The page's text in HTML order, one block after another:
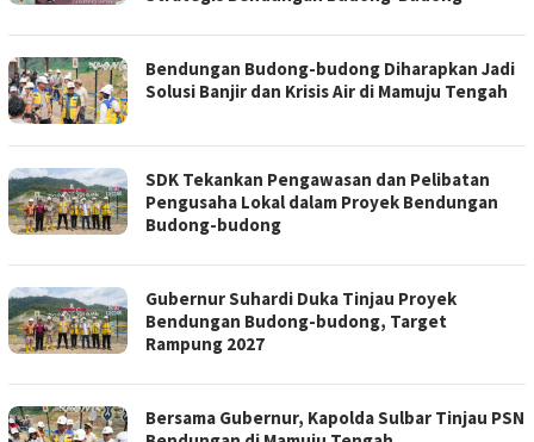
Bendungan Budong-budong Diharapkan Jadi
Solusi Banjir dan Krisis Air di Mamuju Tengah
SDK Tekankan Pengawasan dan Pelibatan
Pengusaha Lokal dalam Proyek Bendungan
Budong-budong
Gubernur Suhardi Duka Tinjau Proyek
Bendungan Budong-budong, Target
Rampung 2027
Bersama Gubernur, Kapolda Sulbar Tinjau PSN